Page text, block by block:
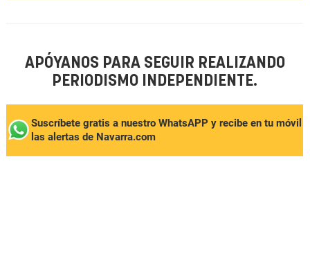
APÓYANOS PARA SEGUIR REALIZANDO
PERIODISMO INDEPENDIENTE.
Suscríbete gratis a nuestro WhatsAPP y recibe en tu móvil
las alertas de Navarra.com